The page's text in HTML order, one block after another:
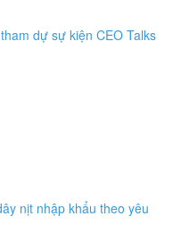
dự sự kiện CEO Talks
nịt nhập khẩu theo yêu